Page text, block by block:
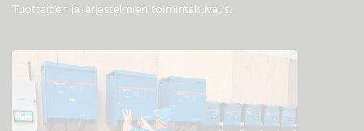
Tuotteiden ja järjestelmien toimintakuvaus.